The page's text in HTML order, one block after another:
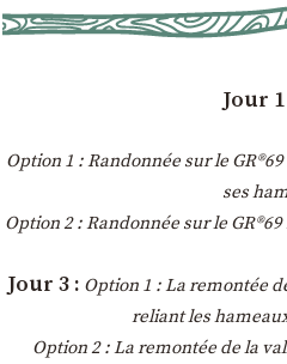
Jour
Option 1 : Randonnée sur le
ses
Option 2 : Randonnée sur le
Jour 3 : Option 1 : La remontée
reliant les
Option 2 : La remontée de la